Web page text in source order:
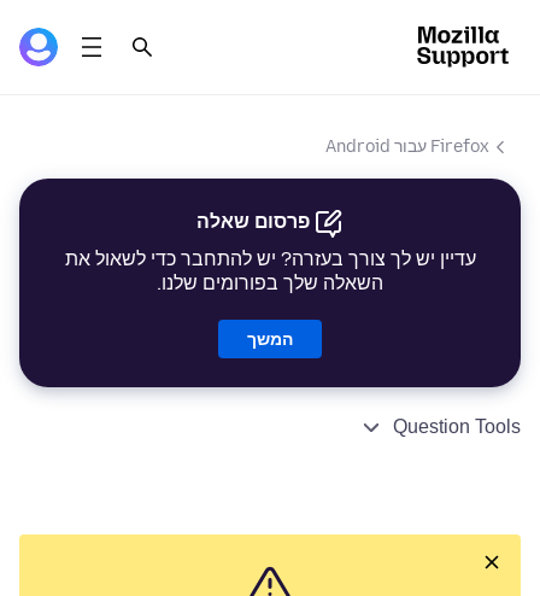
Firefox עבור Android
פרסום שאלה
עדיין יש לך צורך בעזרה? יש להתחבר כדי לשאול את
השאלה שלך בפורומים שלנו.
המשך
Question Tools